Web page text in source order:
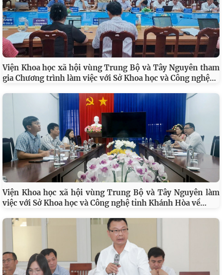
Viện Khoa học xã hội vùng Trung Bộ và Tây Nguyên tham
gia Chương trình làm việc với Sở Khoa học và Công nghệ…
Viện Khoa học xã hội vùng Trung Bộ và Tây Nguyên làm
việc với Sở Khoa học và Công nghệ tỉnh Khánh Hòa về…